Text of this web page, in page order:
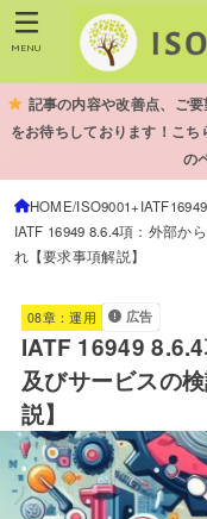
MENU
記事の内容や改善点、ご
をお待ちしております！こ
の
HOME
IATF 16949 8.6.4項：外部か
れ【要求事項解説】
08章：運用 広告
IATF 16949
及びサービスの
説】